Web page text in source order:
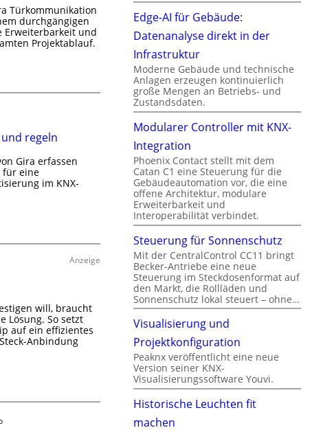
Türkommunikation
durchgängigen
Erweiterbarkeit und
Projektablauf.
regeln
Gira erfassen
für eine
im KNX-
Anzeige
will, braucht
Lösung. So setzt
auf ein effizientes
Anbindung
Edge-AI für Gebäude:
Datenanalyse direkt in der
Infrastruktur
Moderne Gebäude und technische
Anlagen erzeugen kontinuierlich
große Mengen an Betriebs- und
Zustandsdaten.
Modularer Controller mit KNX-
Integration
Phoenix Contact stellt mit dem
Catan C1 eine Steuerung für die
Gebäudeautomation vor, die eine
offene Architektur, modulare
Erweiterbarkeit und
Interoperabilität verbindet.
Steuerung für Sonnenschutz
Mit der CentralControl CC11 bringt
Becker-Antriebe eine neue
Steuerung im Steckdosenformat auf
den Markt, die Rollläden und
Sonnenschutz lokal steuert – ohne…
Visualisierung und
Projektkonfiguration
Peaknx veröffentlicht eine neue
Version seiner KNX-
Visualisierungssoftware Youvi.
Historische Leuchten fit
machen